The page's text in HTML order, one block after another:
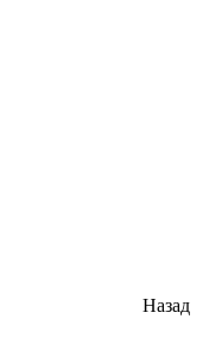
Назад